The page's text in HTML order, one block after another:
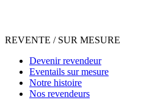
REVENTE / SUR MESURE
Devenir revendeur
Eventails sur mesure
Notre histoire
Nos revendeurs